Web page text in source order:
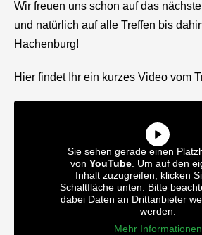
Wir freuen uns schon auf das
und natürlich auf alle Treffen bis
Hachenburg!
Hier findet Ihr ein kurzes Video vom
Sie sehen gerade einen
von YouTube. Um auf den
Inhalt zuzugreifen, klicken
Schaltfläche unten. Bitte
dabei Daten an Drittanbieter
werden.
Mehr Informationen